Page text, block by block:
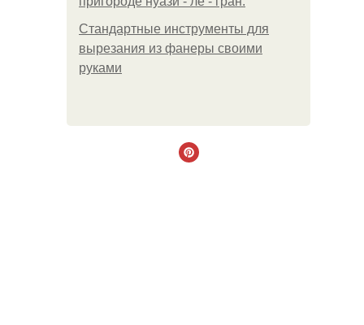
Стандартные инструменты для
вырезания из фанеры своими
руками